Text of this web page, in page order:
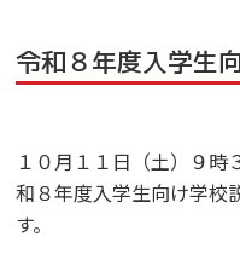
ジ
の
令和８年度入学生
１０月１１日（土）９
和８年度入学生向け学校
す。